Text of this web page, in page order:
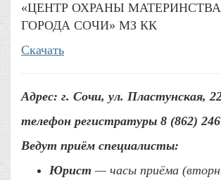
«ЦЕНТР ОХРАНЫ
ГОРОДА СОЧИ» МЗ КК
Скачать
Адрес: г. Сочи, ул. Пластунская,
телефон регистратуры 8 (862)
Ведут приём специалисты:
Юрист — часы приёма